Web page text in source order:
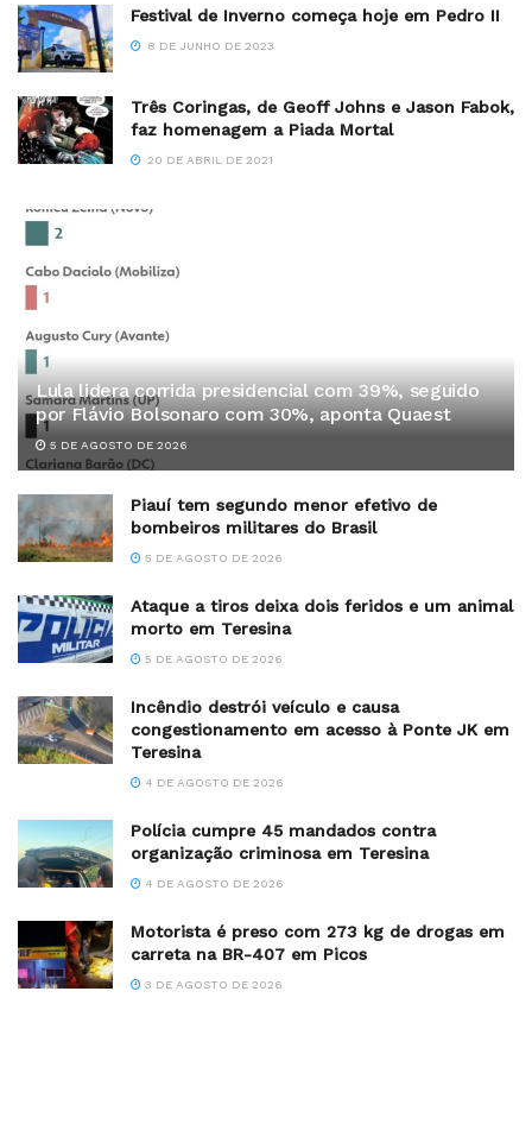
Festival de Inverno começa hoje em Pedro II
8 DE JUNHO DE 2023
Três Coringas, de Geoff Johns e Jason Fabok,
faz homenagem a Piada Mortal
20 DE ABRIL DE 2021
Lula lidera corrida presidencial com 39%, seguido
por Flávio Bolsonaro com 30%, aponta Quaest
5 DE AGOSTO DE 2026
Piauí tem segundo menor efetivo de
bombeiros militares do Brasil
5 DE AGOSTO DE 2026
Ataque a tiros deixa dois feridos e um animal
morto em Teresina
5 DE AGOSTO DE 2026
Incêndio destrói veículo e causa
congestionamento em acesso à Ponte JK em
Teresina
4 DE AGOSTO DE 2026
Polícia cumpre 45 mandados contra
organização criminosa em Teresina
4 DE AGOSTO DE 2026
Motorista é preso com 273 kg de drogas em
carreta na BR-407 em Picos
3 DE AGOSTO DE 2026